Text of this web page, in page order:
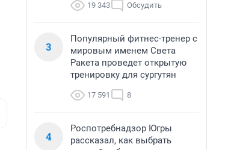
19 343 Обсудить
3
Популярный фитнес-тренер с
мировым именем Света
Ракета проведет открытую
тренировку для сургутян
17 591 8
4
Роспотребнадзор Югры
рассказал, как выбрать